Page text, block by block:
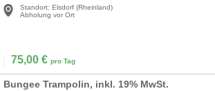
Standort: Elsdorf (Rheinland)
Abholung vor Ort
75,00 € pro Tag
Bungee Trampolin, inkl. 19% MwSt.